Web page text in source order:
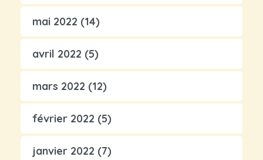
mai 2022 (14)
avril 2022 (5)
mars 2022 (12)
février 2022 (5)
janvier 2022 (7)